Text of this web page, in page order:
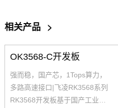
相关产品 >
OK3568-C开发板
强而稳，国产芯，1Tops算力，
多路高速接口|飞凌RK3568系列
RK3568开发板基于国产工业级AI